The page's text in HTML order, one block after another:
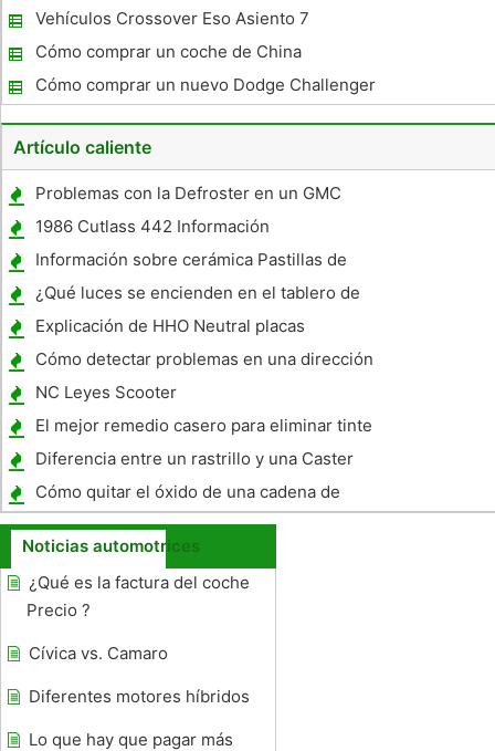
de comprar en Jacksonville, Florida
Vehículos Crossover Eso Asiento 7
Cómo comprar un coche de China
Cómo comprar un nuevo Dodge Challenger
Artículo caliente
Problemas con la Defroster en un GMC
Sierra 2001
1986 Cutlass 442 Información
Información sobre cerámica Pastillas de
Freno
¿Qué luces se encienden en el tablero de
un Honda Accord 2002 ?
Explicación de HHO Neutral placas
Cómo detectar problemas en una dirección
Estabilizador
NC Leyes Scooter
El mejor remedio casero para eliminar tinte
y el cine desde Windows
Diferencia entre un rastrillo y una Caster
Cómo quitar el óxido de una cadena de
motocicleta
Noticias automotrices
¿Qué es la factura del coche
Precio ?
Cívica vs. Camaro
Diferentes motores híbridos
Lo que hay que pagar más